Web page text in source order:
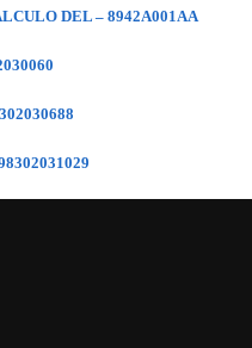
DEL – 8942A001AA